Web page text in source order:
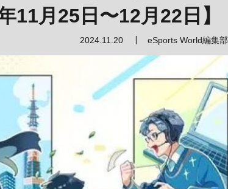
11月25日〜12月22日】
2024.11.20 eSports World編集部